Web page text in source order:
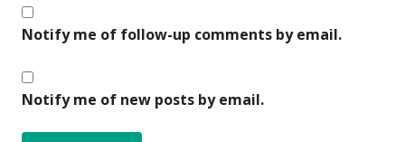
Notify me of follow-up comments by email.
Notify me of new posts by email.